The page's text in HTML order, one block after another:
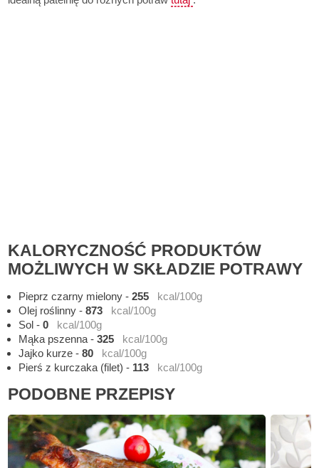
KALORYCZNOŚĆ PRODUKTÓW
MOŻLIWYCH W SKŁADZIE POTRAWY
Pieprz czarny mielony -255
kcal/100g
Olej roślinny -873
kcal/100g
Sol -0
kcal/100g
Mąka pszenna-325
kcal/100g
Jajko kurze -80
kcal/100g
Pierś z kurczaka (filet) - 113 kcal/100g
PODOBNE PRZEPISY